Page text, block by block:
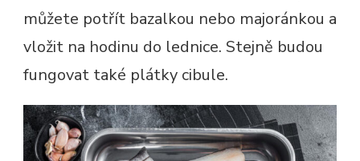
můžete potřít bazalkou nebo majoránkou a
vložit na hodinu do lednice. Stejně budou
fungovat také plátky cibule.